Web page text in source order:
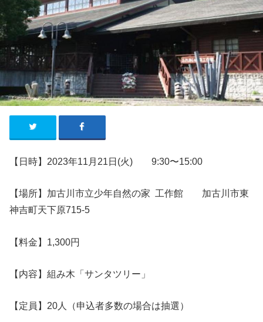
【日時】2023年11月21日(火) 9:30〜15:00
【場所】加古川市立少年自然の家 工作館 加古川市東
神吉町天下原715-5
【料金】1,300円
【内容】組み木「サンタツリー」
【定員 】20人 （申込者多数の場合は抽選）